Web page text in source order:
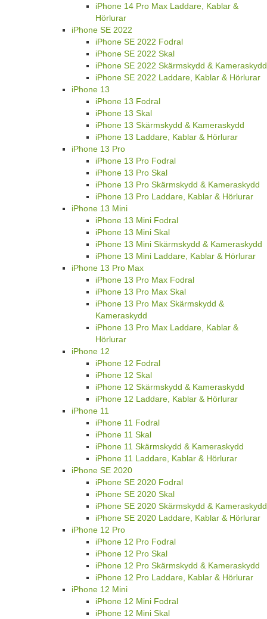
iPhone 14 Pro Max Laddare, Kablar &
Hörlurar
iPhone SE 2022
iPhone SE 2022 Fodral
iPhone SE 2022 Skal
iPhone SE 2022 Skärmskydd & Kameraskydd
iPhone SE 2022 Laddare, Kablar & Hörlurar
iPhone 13
iPhone 13 Fodral
iPhone 13 Skal
iPhone 13 Skärmskydd & Kameraskydd
iPhone 13 Laddare, Kablar & Hörlurar
iPhone 13 Pro
iPhone 13 Pro Fodral
iPhone 13 Pro Skal
iPhone 13 Pro Skärmskydd & Kameraskydd
iPhone 13 Pro Laddare, Kablar & Hörlurar
iPhone 13 Mini
iPhone 13 Mini Fodral
iPhone 13 Mini Skal
iPhone 13 Mini Skärmskydd & Kameraskydd
iPhone 13 Mini Laddare, Kablar & Hörlurar
iPhone 13 Pro Max
iPhone 13 Pro Max Fodral
iPhone 13 Pro Max Skal
iPhone 13 Pro Max Skärmskydd &
Kameraskydd
iPhone 13 Pro Max Laddare, Kablar &
Hörlurar
iPhone 12
iPhone 12 Fodral
iPhone 12 Skal
iPhone 12 Skärmskydd & Kameraskydd
iPhone 12 Laddare, Kablar & Hörlurar
iPhone 11
iPhone 11 Fodral
iPhone 11 Skal
iPhone 11 Skärmskydd & Kameraskydd
iPhone 11 Laddare, Kablar & Hörlurar
iPhone SE 2020
iPhone SE 2020 Fodral
iPhone SE 2020 Skal
iPhone SE 2020 Skärmskydd & Kameraskydd
iPhone SE 2020 Laddare, Kablar & Hörlurar
iPhone 12 Pro
iPhone 12 Pro Fodral
iPhone 12 Pro Skal
iPhone 12 Pro Skärmskydd & Kameraskydd
iPhone 12 Pro Laddare, Kablar & Hörlurar
iPhone 12 Mini
iPhone 12 Mini Fodral
iPhone 12 Mini Skal